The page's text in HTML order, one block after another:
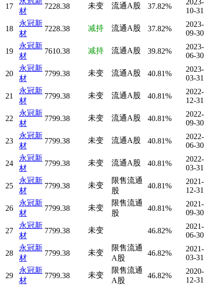
17
材
7228.38 未变 流通A股 37.82%
10-31
18
永冠新
材
7228.38 减持 流通A股 37.82%
2023-
09-30
19
永冠新
材
7610.38 减持 流通A股 39.82%
2023-
06-30
20
永冠新
材
7799.38 未变 流通A股 40.81%
2023-
03-31
21
永冠新
材
7799.38 未变 流通A股 40.81%
2022-
12-31
22
永冠新
材
7799.38 未变 流通A股 40.81%
2022-
09-30
23
永冠新
材
7799.38 未变 流通A股 40.81%
2022-
06-30
24
永冠新
材
7799.38 未变 流通A股 40.81%
2022-
03-31
25
永冠新
材
7799.38 未变
限售流通
股
40.81%
2021-
12-31
26
永冠新
材
7799.38 未变
限售流通
股
40.81%
2021-
09-30
27
永冠新
材
7799.38 未变 46.82%
2021-
06-30
28
永冠新
材
7799.38 未变
限售流通
A股
46.82%
2021-
03-31
29
永冠新
材
7799.38 未变
限售流通
A股
46.82%
2020-
12-31